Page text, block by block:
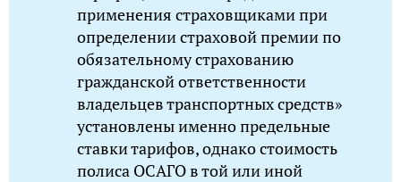
применения страховщиками при
определении страховой премии по
обязательному страхованию
гражданской ответственности
владельцев транспортных средств»
установлены именно предельные
ставки тарифов, однако стоимость
полиса ОСАГО в той или иной